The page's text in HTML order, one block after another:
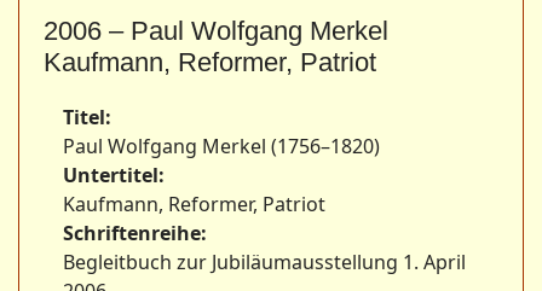
2006 – Paul Wolfgang Merkel
Kaufmann, Reformer, Patriot
Titel:
Paul Wolfgang Merkel (1756–1820)
Untertitel:
Kaufmann, Reformer, Patriot
Schriftenreihe:
Begleitbuch zur Jubiläumausstellung 1. April